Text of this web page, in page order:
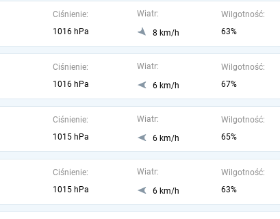
Ciśnienie:
1016 hPa
Wiatr:
8 km/h
Wilgotność:
63%
Ciśnienie:
1016 hPa
Wiatr:
6 km/h
Wilgotność:
67%
Ciśnienie:
1015 hPa
Wiatr:
6 km/h
Wilgotność:
65%
Ciśnienie:
1015 hPa
Wiatr:
6 km/h
Wilgotność:
63%